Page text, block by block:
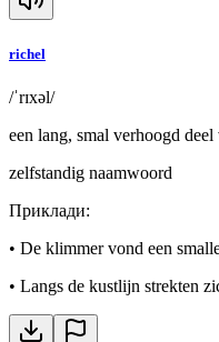
richel
/ˈrɪxəl/
een lang, smal verhoogd
zelfstandig naamwoord
Приклади:
• De klimmer vond een
• Langs de kustlijn strekten